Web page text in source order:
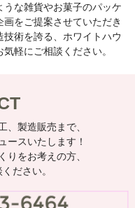
な雑貨やお菓子のパッケ
をご提案させていただき
術を誇る、ホワイトハウ
軽にご相談ください。
、製造販売まで、
ースいたします！
りをお考えの方、
ださい。